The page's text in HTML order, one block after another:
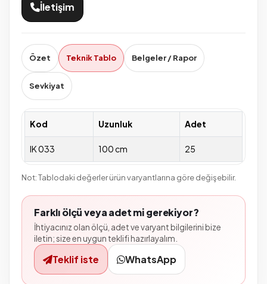
İletişim
Özet Teknik Tablo Belgeler / Rapor
Sevkiyat
Kod Uzunluk Adet
IK 033 100 cm 25
Not: Tablodaki değerler ürün varyantlarına göre değişebilir.
Farklı ölçü veya adet mi gerekiyor?
İhtiyacınız olan ölçü, adet ve varyant bilgilerini bize
iletin; size en uygun teklifi hazırlayalım.
Teklif iste WhatsApp